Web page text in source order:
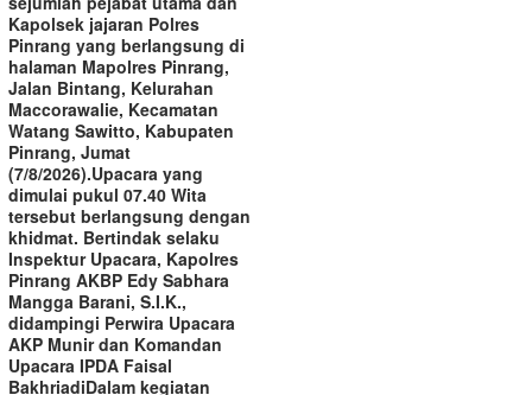
Kapolsek jajaran Polres
Pinrang yang berlangsung di
halaman Mapolres Pinrang,
Jalan Bintang, Kelurahan
Maccorawalie, Kecamatan
Watang Sawitto, Kabupaten
Pinrang, Jumat
(7/8/2026).‎‎Upacara yang
dimulai pukul 07.40 Wita
tersebut berlangsung dengan
khidmat. Bertindak selaku
Inspektur Upacara, Kapolres
Pinrang AKBP Edy Sabhara
Mangga Barani, S.I.K.,
didampingi Perwira Upacara
AKP Munir dan Komandan
Upacara IPDA Faisal
Bakhriadi‎‎Dalam kegiatan